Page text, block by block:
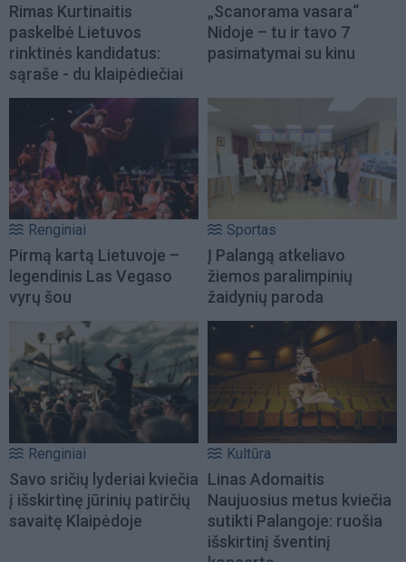
Rimas Kurtinaitis
paskelbė Lietuvos
rinktinės kandidatus:
sąraše - du klaipėdiečiai
„Scanorama vasara“
Nidoje – tu ir tavo 7
pasimatymai su kinu
Renginiai
Pirmą kartą Lietuvoje –
legendinis Las Vegaso
vyrų šou
Sportas
Į Palangą atkeliavo
žiemos paralimpinių
žaidynių paroda
Renginiai
Savo sričių lyderiai kviečia
į išskirtinę jūrinių patirčių
savaitę Klaipėdoje
Kultūra
Linas Adomaitis
Naujuosius metus kviečia
sutikti Palangoje: ruošia
išskirtinį šventinį